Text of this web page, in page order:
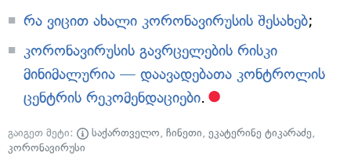
რა ვიცით ახალი კორონავირუსის შესახებ;
კორონავირუსის გავრცელების რისკი
მინიმალურია — დაავადებათა კონტროლის
ცენტრის რეკომენდაციები.
გაიგეთ მეტი: საქართველო, ჩინეთი, ეკატერინე ტიკარაძე,
კორონავირუსი